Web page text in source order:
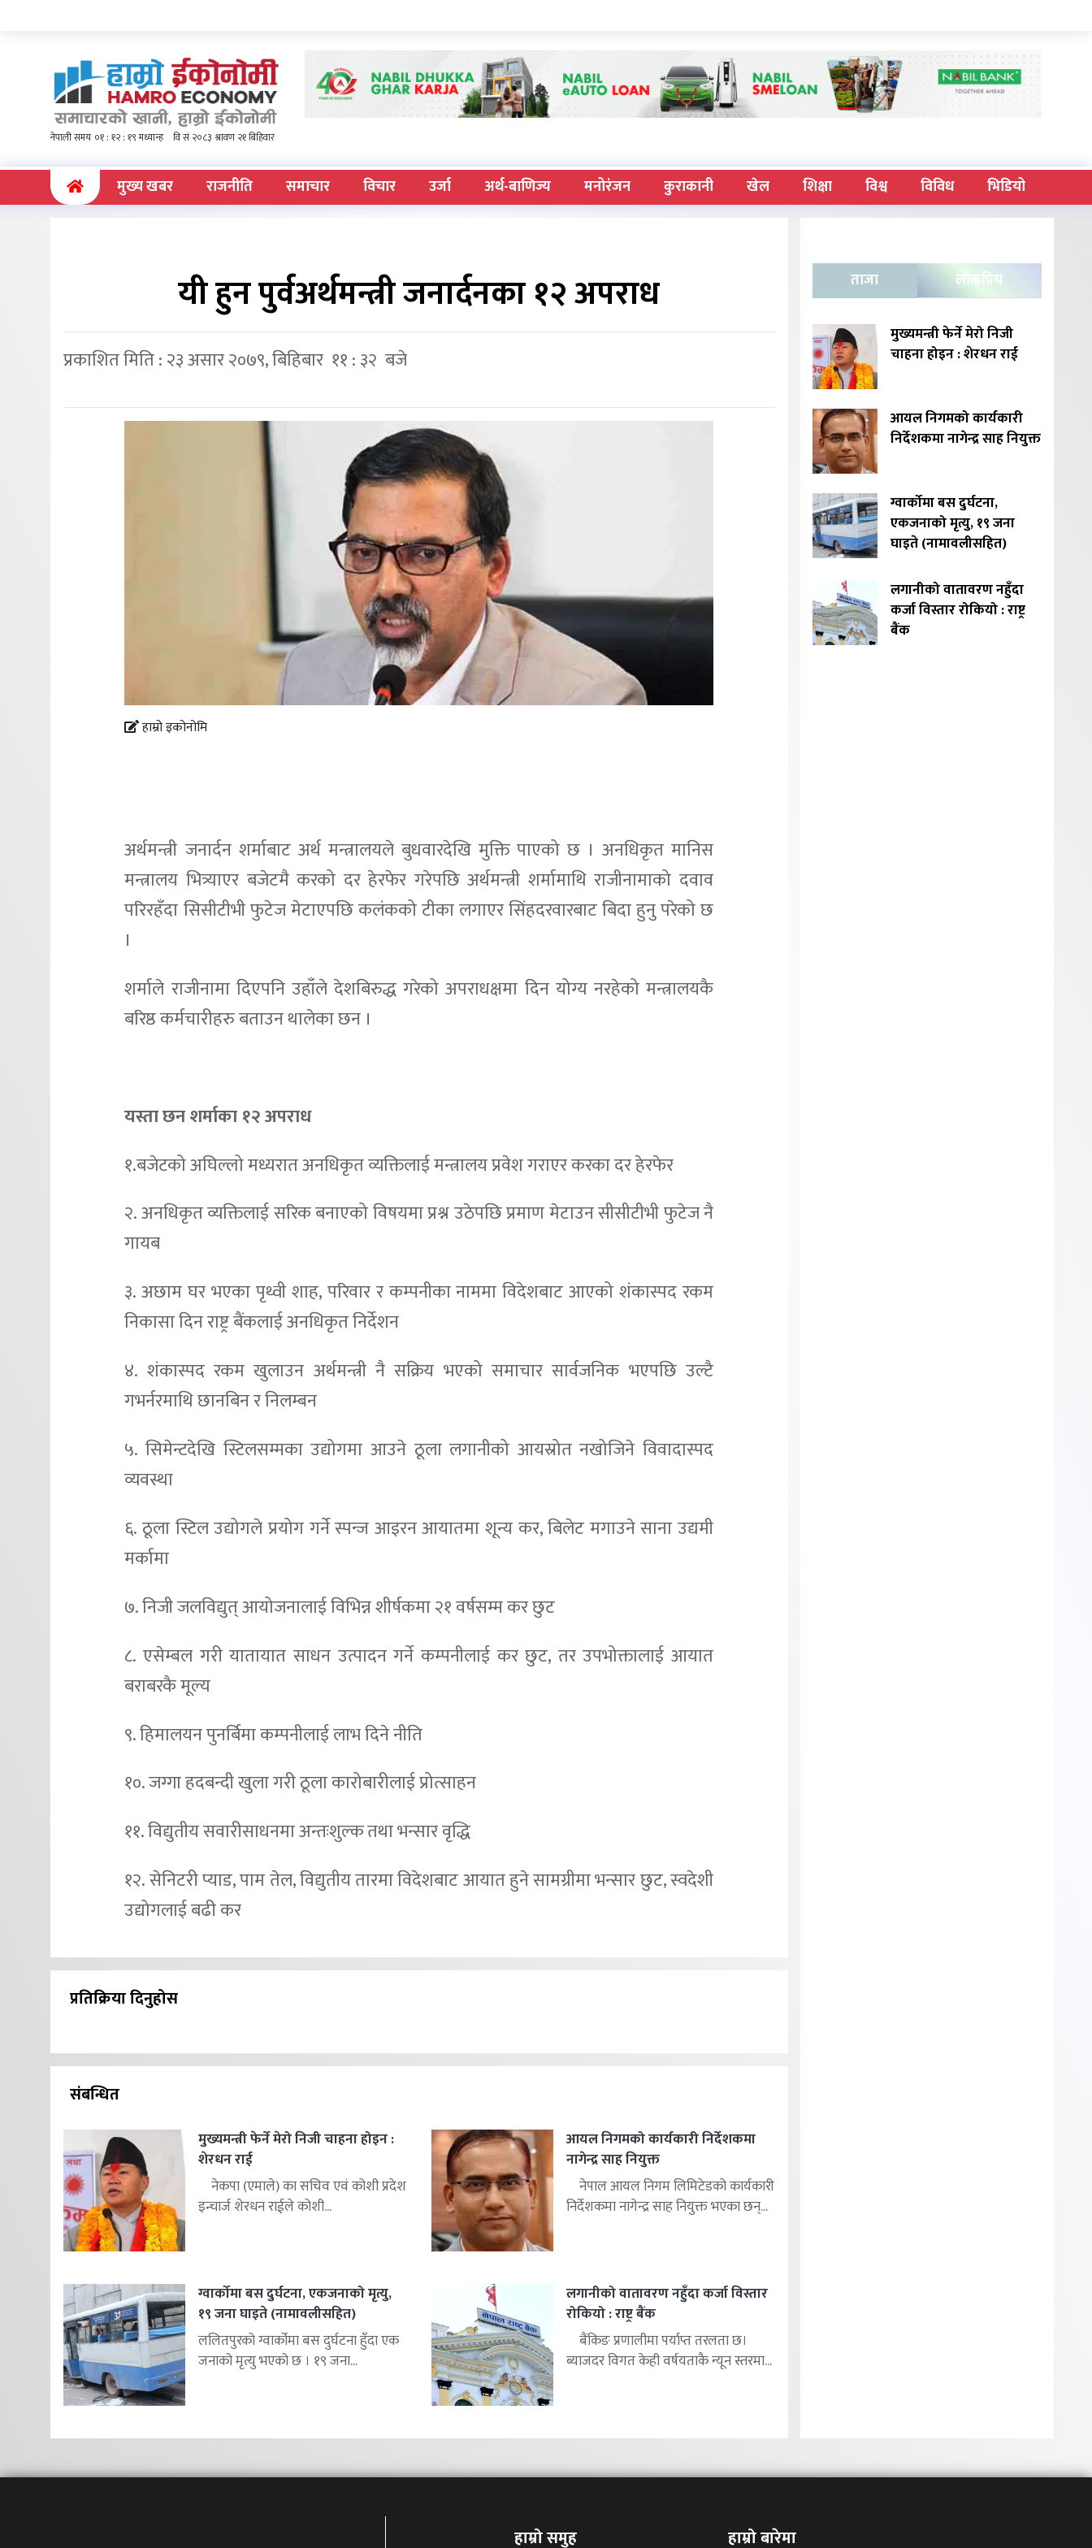
(current)मुख्य खबर राजनीति समाचार विचार उर्जा अर्थ-बाणिज्य मनोरंजन कुराकानी खेल शिक्षा विश्व विविध भिडियो
यी हुन पुर्वअर्थमन्त्री जनार्दनका १२ अपराध
प्रकाशित मिति : २३ असार २०७९, बिहिबार ११ : ३२ बजे
हाम्रो इकोनोमि
अर्थमन्त्री जनार्दन शर्माबाट अर्थ मन्त्रालयले बुधवारदेखि मुक्ति पाएको छ । अनधिकृत मानिस
मन्त्रालय भित्र्याएर बजेटमै करको दर हेरफेर गरेपछि अर्थमन्त्री शर्मामाथि राजीनामाको दवाव
परिरहँदा सिसीटीभी फुटेज मेटाएपछि कलंकको टीका लगाएर सिंहदरवारबाट बिदा हुनु परेको छ
।
शर्माले राजीनामा दिएपनि उहाँले देशबिरुद्ध गरेको अपराधक्षमा दिन योग्य नरहेको मन्त्रालयकै
बरिष्ठ कर्मचारीहरु बताउन थालेका छन ।
यस्ता छन शर्माका १२ अपराध
१.बजेटको अघिल्लो मध्यरात अनधिकृत व्यक्तिलाई मन्त्रालय प्रवेश गराएर करका दर हेरफेर
२. अनधिकृत व्यक्तिलाई सरिक बनाएको विषयमा प्रश्न उठेपछि प्रमाण मेटाउन सीसीटीभी फुटेज नै
गायब
३. अछाम घर भएका पृथ्वी शाह, परिवार र कम्पनीका नाममा विदेशबाट आएको शंकास्पद रकम
निकासा दिन राष्ट्र बैंकलाई अनधिकृत निर्देशन
४. शंकास्पद रकम खुलाउन अर्थमन्त्री नै सक्रिय भएको समाचार सार्वजनिक भएपछि उल्टै
गभर्नरमाथि छानबिन र निलम्बन
५. सिमेन्टदेखि स्टिलसम्मका उद्योगमा आउने ठूला लगानीको आयस्रोत नखोजिने विवादास्पद
व्यवस्था
६. ठूला स्टिल उद्योगले प्रयोग गर्ने स्पन्ज आइरन आयातमा शून्य कर, बिलेट मगाउने साना उद्यमी
मर्कामा
७. निजी जलविद्युत् आयोजनालाई विभिन्न शीर्षकमा २१ वर्षसम्म कर छुट
८. एसेम्बल गरी यातायात साधन उत्पादन गर्ने कम्पनीलाई कर छुट, तर उपभोक्तालाई आयात
बराबरकै मूल्य
९. हिमालयन पुनर्बिमा कम्पनीलाई लाभ दिने नीति
१०. जग्गा हदबन्दी खुला गरी ठूला कारोबारीलाई प्रोत्साहन
११. विद्युतीय सवारीसाधनमा अन्तःशुल्क तथा भन्सार वृद्धि
१२. सेनिटरी प्याड, पाम तेल, विद्युतीय तारमा विदेशबाट आयात हुने सामग्रीमा भन्सार छुट, स्वदेशी
उद्योगलाई बढी कर
प्रतिक्रिया दिनुहोस
संबन्धित
मुख्यमन्त्री फेर्ने मेरो निजी चाहना होइन :
शेरधन राई
नेकपा (एमाले) का सचिव एवं कोशी प्रदेश
इन्चार्ज शेरधन राईले कोशी...
आयल निगमको कार्यकारी निर्देशकमा
नागेन्द्र साह नियुक्त
नेपाल आयल निगम लिमिटेडको कार्यकारी
निर्देशकमा नागेन्द्र साह नियुक्त भएका छन्...
ग्वार्कोमा बस दुर्घटना, एकजनाको मृत्यु,
१९ जना घाइते (नामावलीसहित)
ललितपुरको ग्वार्कोमा बस दुर्घटना हुँदा एक
जनाको मृत्यु भएको छ । १९ जना...
लगानीको वातावरण नहुँदा कर्जा विस्तार
रोकियो : राष्ट्र बैंक
बैंकिङ प्रणालीमा पर्याप्त तरलता छ।
ब्याजदर विगत केही वर्षयताकै न्यून स्तरमा...
ताजा लोकप्रिय
मुख्यमन्त्री फेर्ने मेरो निजी
चाहना होइन : शेरधन राई
आयल निगमको कार्यकारी
निर्देशकमा नागेन्द्र साह नियुक्त
ग्वार्कोमा बस दुर्घटना,
एकजनाको मृत्यु, १९ जना
घाइते (नामावलीसहित)
लगानीको वातावरण नहुँदा
कर्जा विस्तार रोकियो : राष्ट्र
बैंक
हाम्रो समुह हाम्रो बारेमा